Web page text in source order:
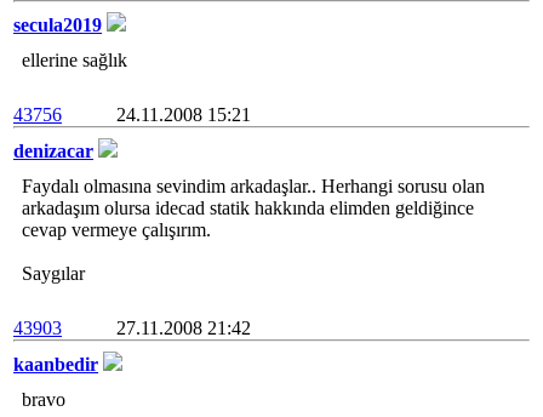
secula2019
ellerine sağlık
43756
24.11.2008 15:21
denizacar
Faydalı olmasına sevindim arkadaşlar.. Herhangi sorusu olan
arkadaşım olursa idecad statik hakkında elimden geldiğince
cevap vermeye çalışırım.
Saygılar
43903
27.11.2008 21:42
kaanbedir
bravo